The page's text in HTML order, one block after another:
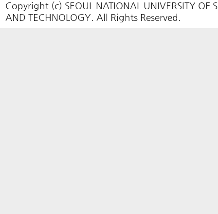
Copyright (c) SEOUL NATIONAL UNIVERSITY OF
AND TECHNOLOGY. All Rights Reserved.